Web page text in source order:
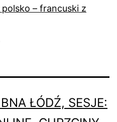
– francuski z
ŁÓDŹ, SESJE: